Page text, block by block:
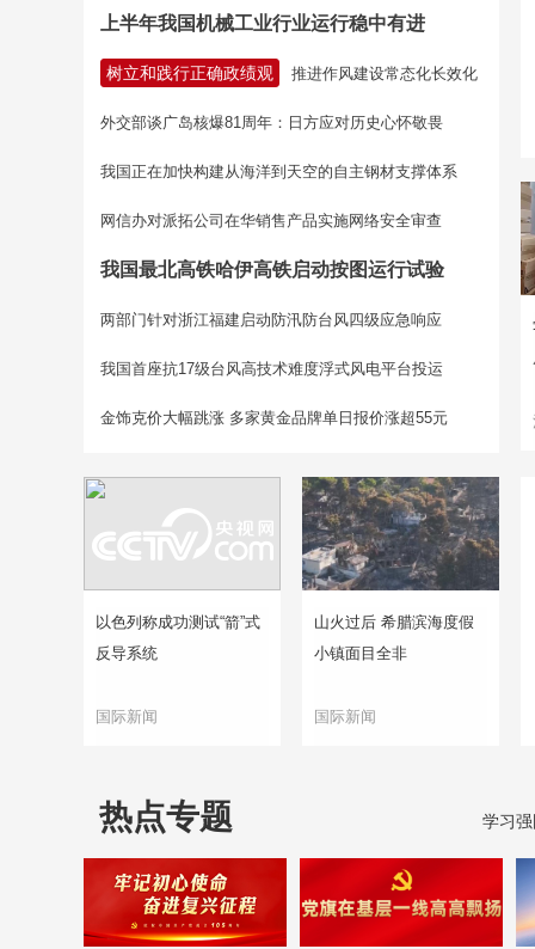
上半年我国机械工业行业运行稳中有进
树立和践行正确政绩观 推进作风建设常态化长效化
外交部谈广岛核爆81周年：日方应对历史心怀敬畏
我国正在加快构建从海洋到天空的自主钢材支撑体系
网信办对派拓公司在华销售产品实施网络安全审查
我国最北高铁哈伊高铁启动按图运行试验
两部门针对浙江福建启动防汛防台风四级应急响应
我国首座抗17级台风高技术难度浮式风电平台投运
金饰克价大幅跳涨 多家黄金品牌单日报价涨超55元
以色列称成功测试“箭”式
反导系统
国际新闻
山火过后 希腊滨海度假
小镇面目全非
国际新闻
热点专题 学习